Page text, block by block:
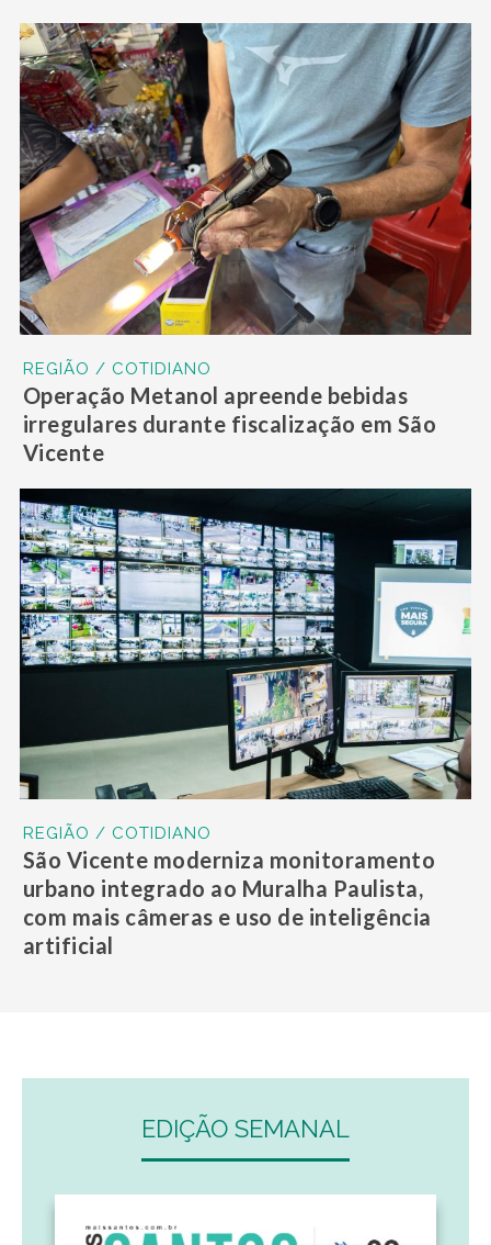
REGIÃO / COTIDIANO
Operação Metanol apreende bebidas
irregulares durante fiscalização em São
Vicente
REGIÃO / COTIDIANO
São Vicente moderniza monitoramento
urbano integrado ao Muralha Paulista,
com mais câmeras e uso de inteligência
artificial
EDIÇÃO SEMANAL